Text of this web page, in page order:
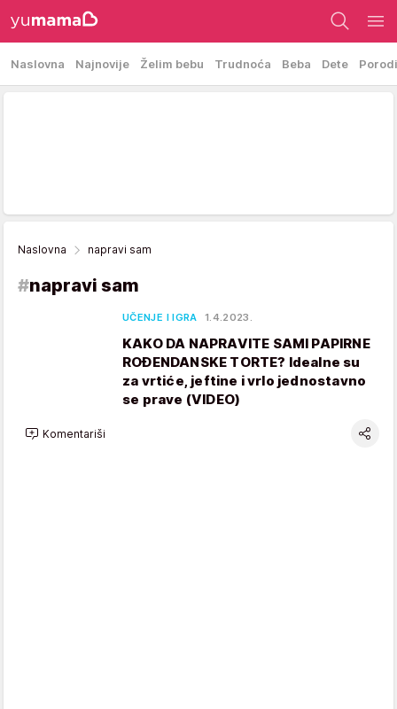
Naslovna Najnovije Želim bebu Trudnoća Beba Dete
Naslovna napravi sam
#napravi sam
UČENJE I IGRA 1.4.2023.
KAKO DA NAPRAVITE SAMI PAPIRNE
ROĐENDANSKE TORTE? Idealne su
za vrtiće, jeftine i vrlo jednostavno
se prave (VIDEO)
Komentariši